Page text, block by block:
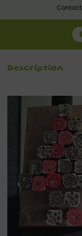
Description